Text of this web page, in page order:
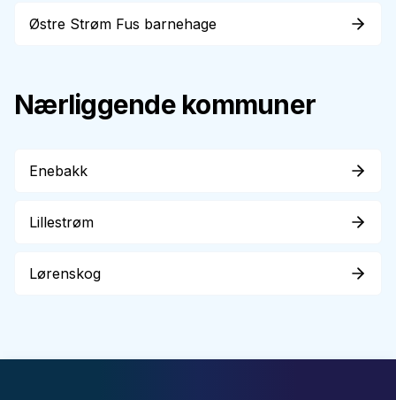
Østre Strøm Fus barnehage
Nærliggende kommuner
Enebakk
Lillestrøm
Lørenskog